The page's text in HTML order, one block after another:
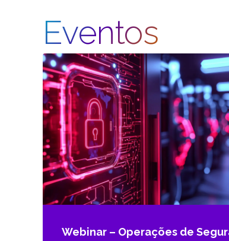
Eventos
Webinar – Operações de